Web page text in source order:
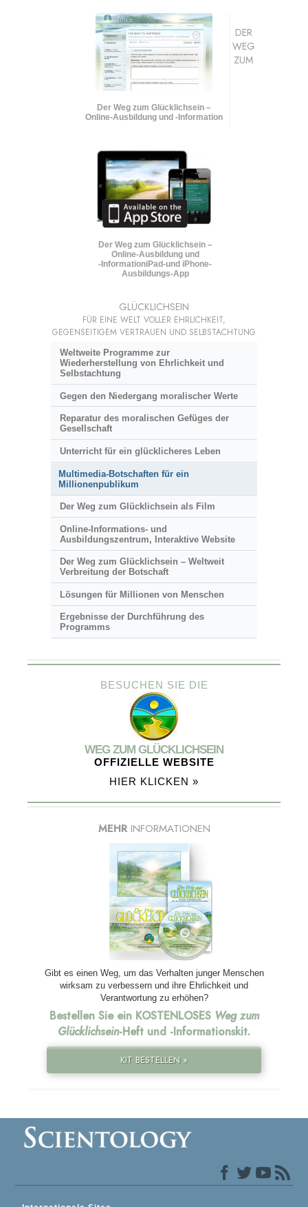
Der Weg zum Glücklichsein –
Online-Ausbildung und -Information
Der Weg zum Glücklichsein –
Online-Ausbildung und
-InformationiPad-und iPhone-
Ausbildungs-App
DER
WEG
ZUM
GLÜCKLICHSEIN
FÜR EINE WELT VOLLER EHRLICHKEIT,
GEGENSEITIGEM VERTRAUEN UND SELBSTACHTUNG
Weltweite Programme zur
Wiederherstellung von Ehrlichkeit und
Selbstachtung
Gegen den Niedergang moralischer Werte
Reparatur des moralischen Gefüges der
Gesellschaft
Unterricht für ein glücklicheres Leben
Multimedia-Botschaften für ein
Millionenpublikum
Der Weg zum Glücklichsein als Film
Online-Informations- und
Ausbildungszentrum, Interaktive Website
Der Weg zum Glücklichsein – Weltweit
Verbreitung der Botschaft
Lösungen für Millionen von Menschen
Ergebnisse der Durchführung des
Programms
BESUCHEN SIE DIE
WEG ZUM GLÜCKLICHSEIN
OFFIZIELLE WEBSITE
HIER KLICKEN »
MEHR INFORMATIONEN
Gibt es einen Weg, um das Verhalten junger Menschen
wirksam zu verbessern und ihre Ehrlichkeit und
Verantwortung zu erhöhen?
Bestellen Sie ein KOSTENLOSES Weg zum
Glücklichsein-Heft und -Informationskit.
KIT BESTELLEN »